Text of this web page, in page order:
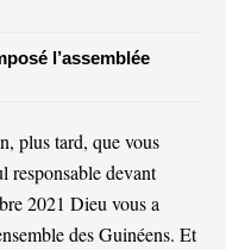
l’assemblée
plus tard, que vous
responsable devant
2021 Dieu vous a
des Guinéens. Et